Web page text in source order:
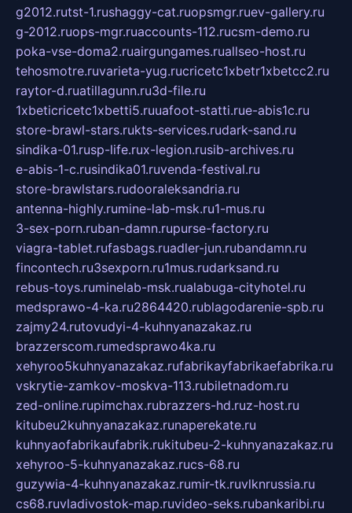
g2012.rutst-1.rushaggy-cat.ruopsmgr.ruev-gallery.ru
g-2012.ruops-mgr.ruaccounts-112.rucsm-demo.ru
poka-vse-doma2.ruairgungames.ruallseo-host.ru
tehosmotre.ruvarieta-yug.rucricetc1xbetr1xbetcc2.ru
raytor-d.ruatillagunn.ru3d-file.ru
1xbeticricetc1xbetti5.ruuafoot-statti.rue-abis1c.ru
store-brawl-stars.rukts-services.rudark-sand.ru
sindika-01.rusp-life.rux-legion.rusib-archives.ru
e-abis-1-c.rusindika01.ruvenda-festival.ru
store-brawlstars.rudooraleksandria.ru
antenna-highly.rumine-lab-msk.ru1-mus.ru
3-sex-porn.ruban-damn.rupurse-factory.ru
viagra-tablet.rufasbags.ruadler-jun.rubandamn.ru
fincontech.ru3sexporn.ru1mus.rudarksand.ru
rebus-toys.ruminelab-msk.rualabuga-cityhotel.ru
medsprawo-4-ka.ru2864420.rublagodarenie-spb.ru
zajmy24.rutovudyi-4-kuhnyanazakaz.ru
brazzerscom.rumedsprawo4ka.ru
xehyroo5kuhnyanazakaz.rufabrikayfabrikaefabrika.ru
vskrytie-zamkov-moskva-113.rubiletnadom.ru
zed-online.rupimchax.rubrazzers-hd.ruz-host.ru
kitubeu2kuhnyanazakaz.runaperekate.ru
kuhnyaofabrikaufabrik.rukitubeu-2-kuhnyanazakaz.ru
xehyroo-5-kuhnyanazakaz.rucs-68.ru
guzywia-4-kuhnyanazakaz.rumir-tk.ruvlknrussia.ru
cs68.ruvladivostok-map.ruvideo-seks.rubankaribi.ru